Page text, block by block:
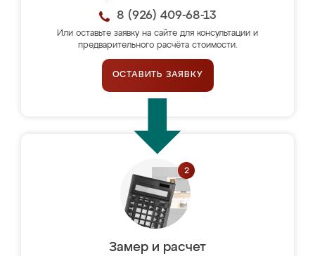
8 (926) 409-68-13
Или оставьте заявку на сайте для консультации и
предварительного расчёта стоимости.
ОСТАВИТЬ ЗАЯВКУ
Замер и расчет